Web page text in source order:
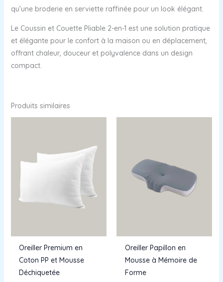
qu’une broderie en serviette raffinée pour un look élégant.
Le Coussin et Couette Pliable 2-en-1 est une solution pratique
et élégante pour le confort à la maison ou en déplacement,
offrant chaleur, douceur et polyvalence dans un design
compact.
Produits similaires
Oreiller Premium en
Coton PP et Mousse
Déchiquetée
Oreiller Papillon en
Mousse à Mémoire de
Forme